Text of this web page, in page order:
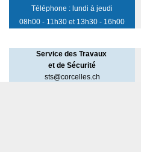
Téléphone : lundi à jeudi
08h00 - 11h30 et 13h30 - 16h00
Service des Travaux
et de Sécurité
sts@corcelles.ch